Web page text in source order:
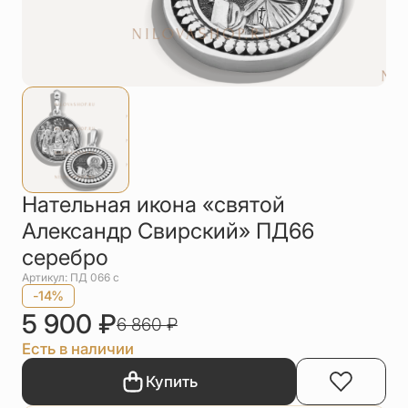
Цепи
Шнурки на
шею
Другое
Нательная икона «святой
Александр Свирский» ПД66
серебро
Артикул: ПД 066 с
-14%
5 900 ₽6 860₽
Есть в наличии
Купить